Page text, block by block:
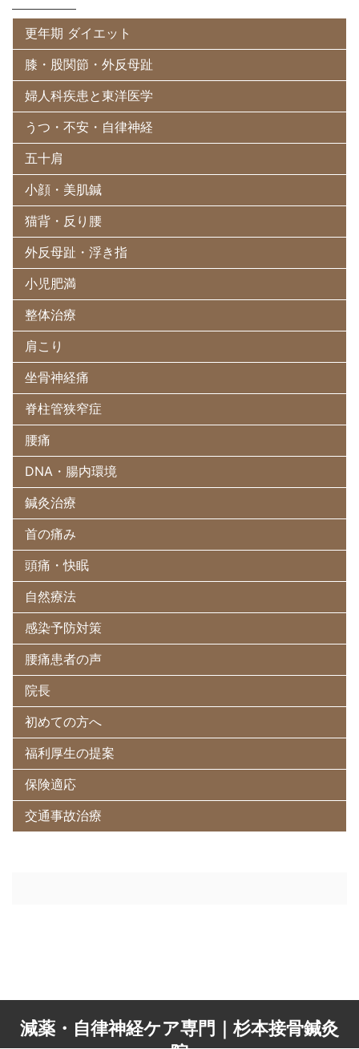
更年期 ダイエット
膝・股関節・外反母趾
婦人科疾患と東洋医学
うつ・不安・自律神経
五十肩
小顔・美肌鍼
猫背・反り腰
外反母趾・浮き指
小児肥満
整体治療
肩こり
坐骨神経痛
脊柱管狭窄症
腰痛
DNA・腸内環境
鍼灸治療
首の痛み
頭痛・快眠
自然療法
感染予防対策
腰痛患者の声
院長
初めての方へ
福利厚生の提案
保険適応
交通事故治療
減薬・自律神経ケア専門｜杉本接骨鍼灸